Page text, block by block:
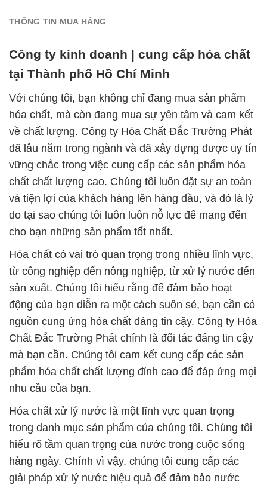
THÔNG TIN MUA HÀNG
Công ty kinh doanh | cung cấp hóa chất
tại Thành phố Hồ Chí Minh
Với chúng tôi, bạn không chỉ đang mua sản phẩm
hóa chất, mà còn đang mua sự yên tâm và cam kết
về chất lượng. Công ty Hóa Chất Đắc Trường Phát
đã lâu năm trong ngành và đã xây dựng được uy tín
vững chắc trong việc cung cấp các sản phẩm hóa
chất chất lượng cao. Chúng tôi luôn đặt sự an toàn
và tiện lợi của khách hàng lên hàng đầu, và đó là lý
do tại sao chúng tôi luôn luôn nỗ lực để mang đến
cho bạn những sản phẩm tốt nhất.
Hóa chất có vai trò quan trọng trong nhiều lĩnh vực,
từ công nghiệp đến nông nghiệp, từ xử lý nước đến
sản xuất. Chúng tôi hiểu rằng để đảm bảo hoạt
động của bạn diễn ra một cách suôn sẻ, bạn cần có
nguồn cung ứng hóa chất đáng tin cậy. Công ty Hóa
Chất Đắc Trường Phát chính là đối tác đáng tin cậy
mà bạn cần. Chúng tôi cam kết cung cấp các sản
phẩm hóa chất chất lượng đỉnh cao để đáp ứng mọi
nhu cầu của bạn.
Hóa chất xử lý nước là một lĩnh vực quan trọng
trong danh mục sản phẩm của chúng tôi. Chúng tôi
hiểu rõ tầm quan trọng của nước trong cuộc sống
hàng ngày. Chính vì vậy, chúng tôi cung cấp các
giải pháp xử lý nước hiệu quả để đảm bảo nước